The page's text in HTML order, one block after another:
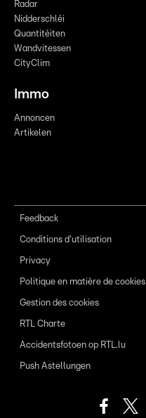
Radar
Nidderschléi
Quantitéiten
Wandvitessen
CityClim
Immo
Annoncen
Artikelen
Feedback
Conditions d'utilisation
Privacy
Politique en matière de cookies
Gestion des cookies
RTL Charte
Accidentsfotoen op RTL.lu
Push Astellungen